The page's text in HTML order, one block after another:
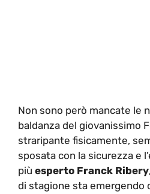
Non sono però mancate le
baldanza del giovanissimo
straripante fisicamente,
sposata con la sicurezza e
più esperto Franck Ribery
di stagione sta emergendo